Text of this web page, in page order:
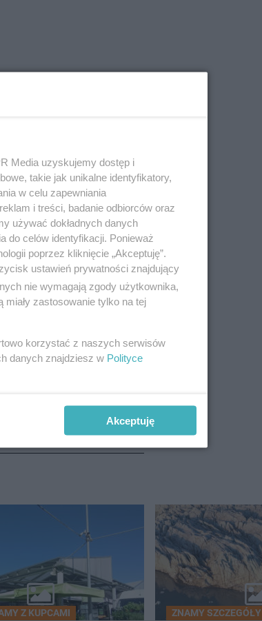
że posypiesz nią
Można też stosować
Z KUPCAMI ZNAMY SZCZEGÓŁY
Media uzyskujemy dostęp i
takie jak unikalne identyfikatory,
w celu zapewniania
i treści, badanie odbiorców oraz
używać dokładnych danych
do celów identyfikacji. Ponieważ
poprzez kliknięcie „Akceptuję”.
ustawień prywatności znajdujący
nie wymagają zgody użytkownika,
zastosowanie tylko na tej
korzystać z naszych serwisów
danych znajdziesz w Polityce
Akceptuję